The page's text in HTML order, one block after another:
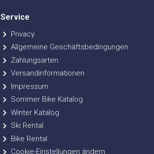
Service
Privacy
Allgemeine Geschäftsbedingungen
Zahlungsarten
Versandinformationen
Impressum
Sommer Bike Katalog
Winter Katalog
Ski Rental
Bike Rental
Cookie-Einstellungen ändern